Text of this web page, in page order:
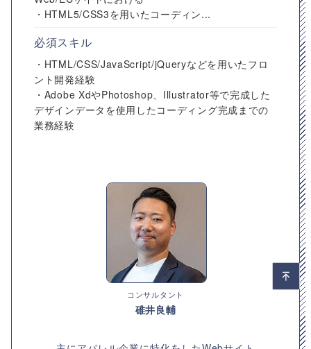
・HTML5/CSS3を用いたコーディン...
必須スキル
・HTML/CSS/JavaScript/jQueryなどを用いたフロ
ント開発経験
・Adobe XdやPhotoshop、Illustrator等で完成した
デザインデータを使用したコーディング完成までの
業務経験
コンサルタント
碓井良輔